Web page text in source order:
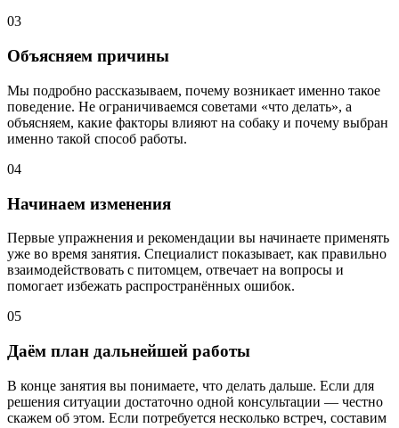
03
Объясняем причины
Мы подробно рассказываем, почему возникает именно такое
поведение. Не ограничиваемся советами «что делать», а
объясняем, какие факторы влияют на собаку и почему выбран
именно такой способ работы.
04
Начинаем изменения
Первые упражнения и рекомендации вы начинаете применять
уже во время занятия. Специалист показывает, как правильно
взаимодействовать с питомцем, отвечает на вопросы и
помогает избежать распространённых ошибок.
05
Даём план дальнейшей работы
В конце занятия вы понимаете, что делать дальше. Если для
решения ситуации достаточно одной консультации — честно
скажем об этом. Если потребуется несколько встреч, составим